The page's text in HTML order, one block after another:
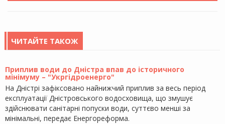
ЧИТАЙТЕ ТАКОЖ
Приплив води до Дністра впав до історичного
мінімуму – "Укргідроенерго"
На Дністрі зафіксовано найнижчий приплив за весь період
експлуатації Дністровського водосховища, що змушує
здійснювати санітарні попуски води, суттєво менші за
мінімальні, передає Енергореформа.